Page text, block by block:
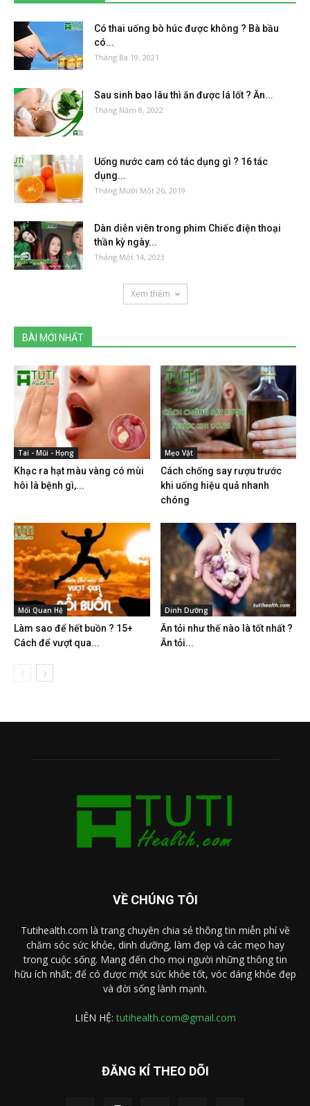
Có thai uống bò húc được không ? Bà bầu
có...
Tháng Ba 19, 2021
Sau sinh bao lâu thì ăn được lá lốt ? Ăn...
Tháng Năm 8, 2022
Uống nước cam có tác dụng gì ? 16 tác
dụng...
Tháng Mười Một 26, 2019
Dàn diễn viên trong phim Chiếc điện thoại
thần kỳ ngày...
Tháng Một 14, 2023
Xem thêm
BÀI MỚI NHẤT
Tai - Mũi - Họng
Khạc ra hạt màu vàng có mùi
hôi là bệnh gì,...
Mẹo Vặt
Cách chống say rượu trước
khi uống hiệu quả nhanh
chóng
Mối Quan Hệ
Làm sao để hết buồn ? 15+
Cách để vượt qua...
Dinh Dưỡng
Ăn tỏi như thế nào là tốt nhất ?
Ăn tỏi...
VỀ CHÚNG TÔI
Tutihealth.com là trang chuyên chia sẻ thông tin miễn phí về
chăm sóc sức khỏe, dinh dưỡng, làm đẹp và các mẹo hay
trong cuộc sống. Mang đến cho mọi người những thông tin
hữu ích nhất; để có được một sức khỏe tốt, vóc dáng khỏe đẹp
và đời sống lành mạnh.
LIÊN HỆ:tutihealth.com@gmail.com
ĐĂNG KÍ THEO DÕI